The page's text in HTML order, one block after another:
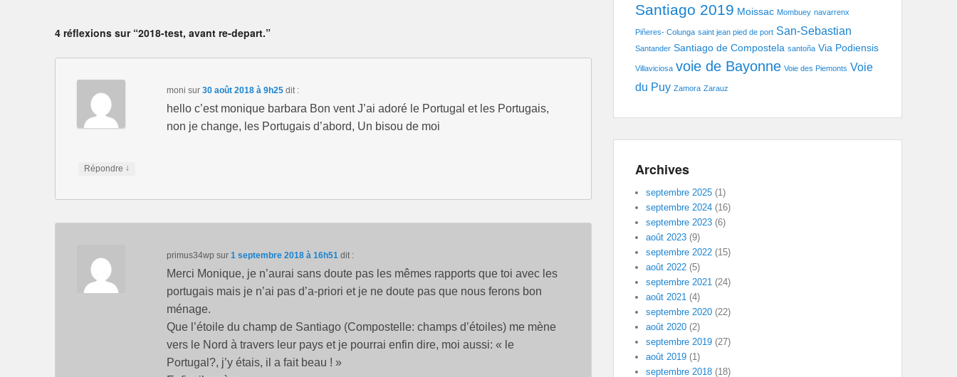
4 réflexions sur “2018-test, avant re-depart.”
moni sur 30 août 2018 à 9h25 dit :
hello c’est monique barbara Bon vent J’ai adoré le Portugal et les Portugais,
non je change, les Portugais d’abord, Un bisou de moi
Répondre ↓
primus34wp sur 1 septembre 2018 à 16h51 dit :
Merci Monique, je n’aurai sans doute pas les mêmes rapports que toi avec les
portugais mais je n’ai pas d’a-priori et je ne doute pas que nous ferons bon
ménage.
Que l’étoile du champ de Santiago (Compostelle: champs d’étoiles) me mène
vers le Nord à travers leur pays et je pourrai enfin dire, moi aussi: « le
Portugal?, j’y étais, il a fait beau ! »
Santiago 2019 Moissac Mombuey navarrenx
Piñeres- Colunga saint jean pied de port San-Sebastian
Santander Santiago de Compostela santoña Via Podiensis
Villaviciosa voie de Bayonne Voie des Piemonts Voie
du Puy Zamora Zarauz
Archives
septembre 2025 (1)
septembre 2024 (16)
septembre 2023 (6)
août 2023 (9)
septembre 2022 (15)
août 2022 (5)
septembre 2021 (24)
août 2021 (4)
septembre 2020 (22)
août 2020 (2)
septembre 2019 (27)
août 2019 (1)
septembre 2018 (18)